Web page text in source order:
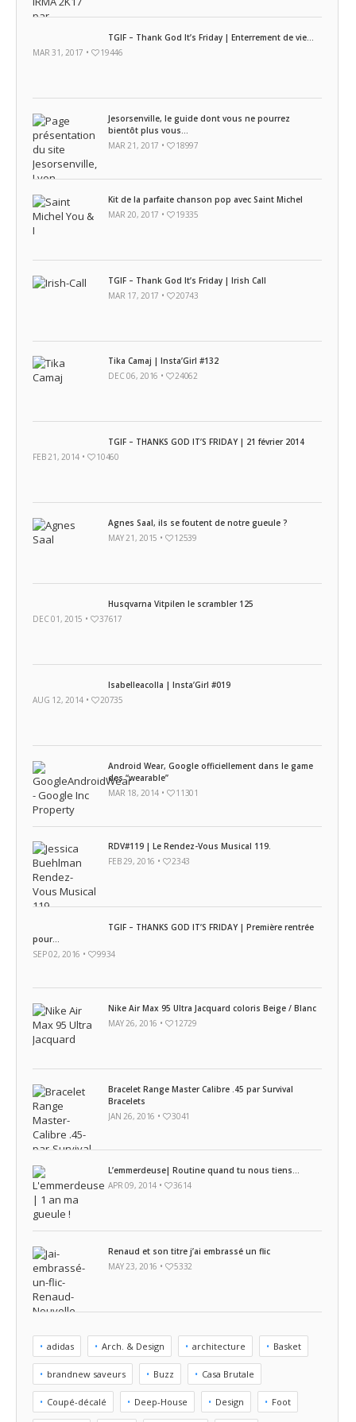
TGIF – Thank God It’s Friday | Enterrement de vie...
MAR 31, 2017 •
19446
Jesorsenville, le guide dont vous ne pourrez
bientôt plus vous...
MAR 21, 2017 •
18997
Kit de la parfaite chanson pop avec Saint Michel
MAR 20, 2017 •
19335
TGIF – Thank God It’s Friday | Irish Call
MAR 17, 2017 •
20743
Tika Camaj | Insta’Girl #132
DEC 06, 2016 •
24062
TGIF – THANKS GOD IT’S FRIDAY | 21 février 2014
FEB 21, 2014 •
10460
Agnes Saal, ils se foutent de notre gueule ?
MAY 21, 2015 •
12539
Husqvarna Vitpilen le scrambler 125
DEC 01, 2015 •
37617
Isabelleacolla | Insta’Girl #019
AUG 12, 2014 •
20735
Android Wear, Google officiellement dans le game
des “wearable”
MAR 18, 2014 •
11301
RDV#119 | Le Rendez-Vous Musical 119.
FEB 29, 2016 •
2343
TGIF – THANKS GOD IT’S FRIDAY | Première rentrée
pour...
SEP 02, 2016 •
9934
Nike Air Max 95 Ultra Jacquard coloris Beige / Blanc
MAY 26, 2016 •
12729
Bracelet Range Master Calibre .45 par Survival
Bracelets
JAN 26, 2016 •
3041
L’emmerdeuse| Routine quand tu nous tiens…
APR 09, 2014 •
3614
Renaud et son titre j’ai embrassé un flic
MAY 23, 2016 •
5332
adidas Arch. & Design architecture Basket
brandnew saveurs Buzz Casa Brutale
Coupé-décalé Deep-House Design Foot